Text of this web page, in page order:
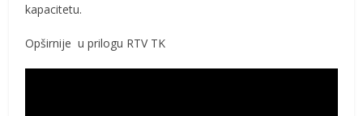
kapacitetu.
Opširnije u prilogu RTV TK